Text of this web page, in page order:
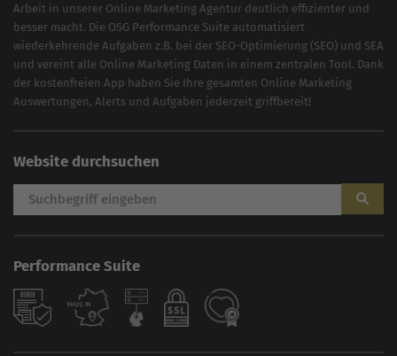
Arbeit in unserer Online Marketing Agentur deutlich effizienter und
besser macht. Die OSG Performance Suite automatisiert
wiederkehrende Aufgaben z.B. bei der SEO-Optimierung (SEO) und SEA
und vereint alle Online Marketing Daten in einem zentralen Tool. Dank
der kostenfreien App haben Sie Ihre gesamten Online Marketing
Auswertungen, Alerts und Aufgaben jederzeit griffbereit!
Website durchsuchen
Performance Suite